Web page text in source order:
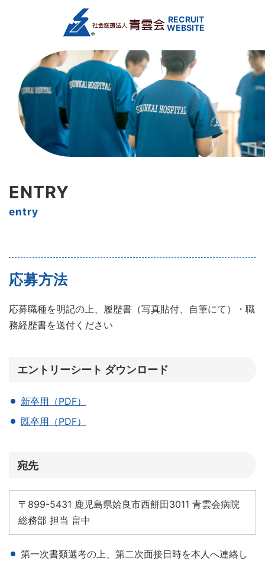
ENTRY
応募方法
応募職種を明記の上、履歴書（写真貼付、自筆にて）・職
務経歴書を送付ください
エントリーシート ダウンロード
新卒用（PDF）
既卒用（PDF）
宛先
〒899-5431 鹿児島県姶良市西餅田3011 青雲会病院
総務部 担当 畠中
第一次書類選考の上、第二次面接日時を本人へ連絡し